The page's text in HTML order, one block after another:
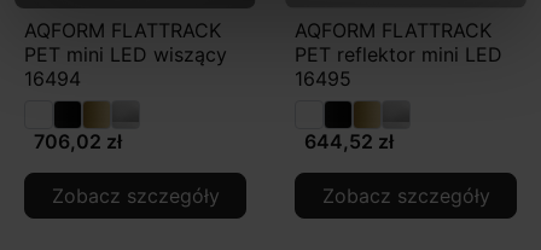
AQFORM FLATTRACK
PET mini LED wiszący
16494
706,02 zł
Zobacz szczegóły
AQFORM FLATTRACK
PET reflektor mini LED
16495
644,52 zł
Zobacz szczegóły